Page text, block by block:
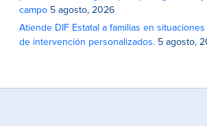
campo 5 agosto, 2026
Atiende DIF Estatal a familias en
de intervención personalizados. 5 agosto,